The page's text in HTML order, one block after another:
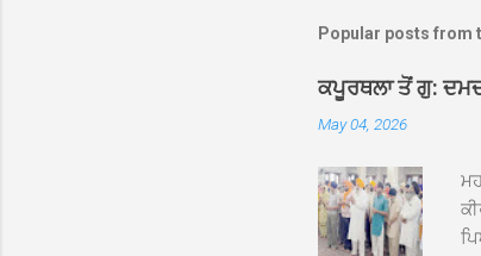
Popular posts from
ਕਪੂਰਥਲਾ ਤੋਂ ਗੁ:
May 04, 2026